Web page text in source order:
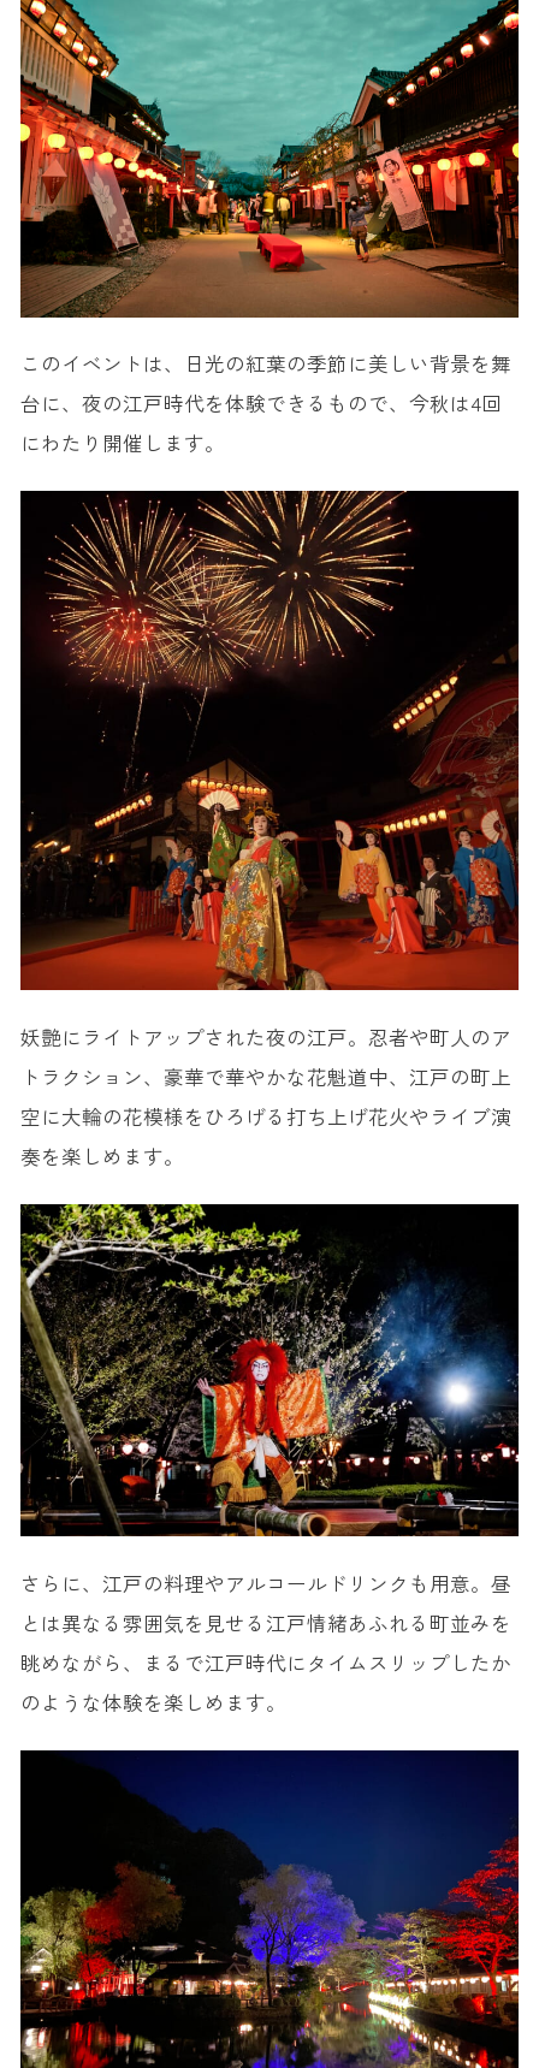
このイベントは、日光の紅葉の季節に美しい背景を舞
台に、夜の江戸時代を体験できるもので、今秋は4回
にわたり開催します。
妖艶にライトアップされた夜の江戸。忍者や町人のア
トラクション、豪華で華やかな花魁道中、江戸の町上
空に大輪の花模様をひろげる打ち上げ花火やライブ演
奏を楽しめます。
さらに、江戸の料理やアルコールドリンクも用意。昼
とは異なる雰囲気を見せる江戸情緒あふれる町並みを
眺めながら、まるで江戸時代にタイムスリップしたか
のような体験を楽しめます。